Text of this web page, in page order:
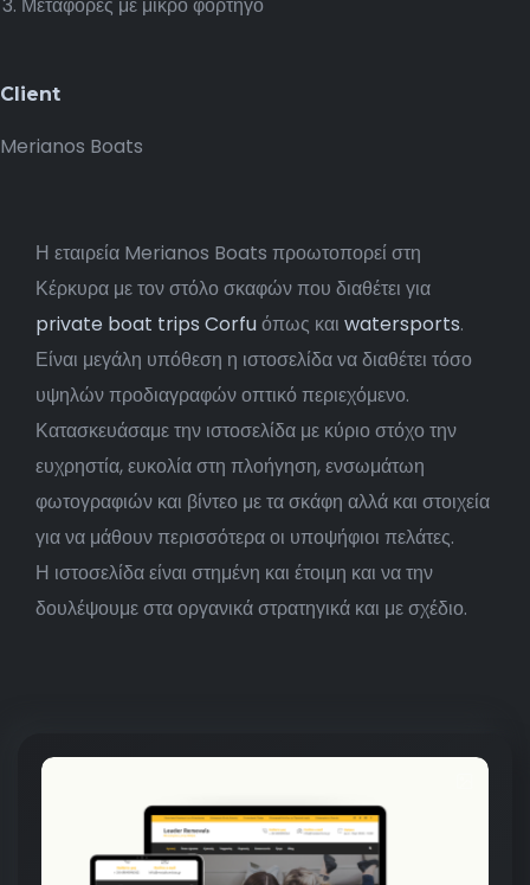
Μεταφορές με μικρό φορτηγό
Client
Merianos Boats
Η εταιρεία Merianos Boats προωτοπορεί στη
Κέρκυρα με τον στόλο σκαφών που διαθέτει για
private boat trips Corfuόπως και watersports.
Είναι μεγάλη υπόθεση η ιστοσελίδα να διαθέτει τόσο
υψηλών προδιαγραφών οπτικό περιεχόμενο.
Κατασκευάσαμε την ιστοσελίδα με κύριο στόχο την
ευχρηστία, ευκολία στη πλοήγηση, ενσωμάτωη
φωτογραφιών και βίντεο με τα σκάφη αλλά και στοιχεία
για να μάθουν περισσότερα οι υποψήφιοι πελάτες.
Η ιστοσελίδα είναι στημένη και έτοιμη και να την
δουλέψουμε στα οργανικά στρατηγικά και με σχέδιο.